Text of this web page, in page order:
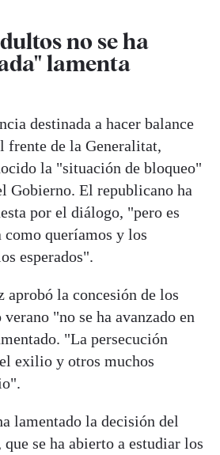
no se ha
lamenta
destinada a hacer balance
frente de la Generalitat,
la "situación de bloqueo"
Gobierno. El republicano ha
por el diálogo, "pero es
como queríamos y los
esperados".
aprobó la concesión de los
"no se ha avanzado en
"La persecución
exilio y otros muchos
lamentado la decisión del
se ha abierto a estudiar los